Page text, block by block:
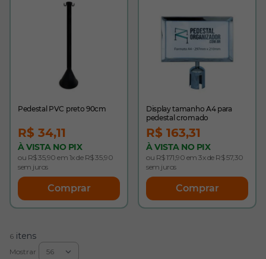
Pedestal PVC preto 90cm
R$ 34,11
À VISTA NO PIX
ou R$ 35,90 em 1x de R$ 35,90
sem juros
Comprar
Display tamanho A4 para
pedestal cromado
R$ 163,31
À VISTA NO PIX
ou R$ 171,90 em 3x de R$ 57,30
sem juros
Comprar
6 itens
Mostrar